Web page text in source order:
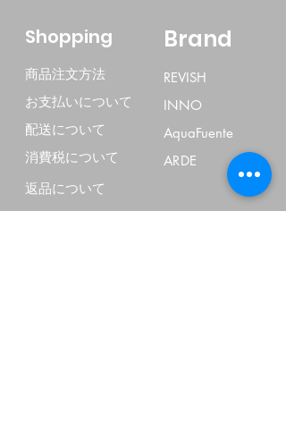
​Shopping Brand
商品注文方法
お支払いについて
配送について
消費税について
REVISH
INNO
AquaFuente
ARDE
返品について